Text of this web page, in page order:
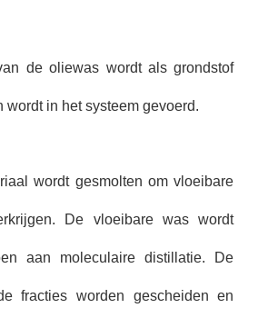
de oliewas wordt als grondstof
wordt in het systeem gevoerd.
wordt gesmolten om vloeibare
De vloeibare was wordt
aan moleculaire distillatie. De
fracties worden gescheiden en